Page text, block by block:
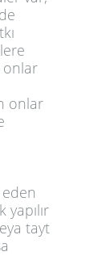
onlar
onlar
tayt